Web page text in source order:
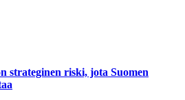
strateginen riski, jota Suomen